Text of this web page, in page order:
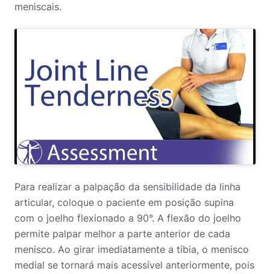
meniscais.
Para realizar a palpação da sensibilidade da linha
articular, coloque o paciente em posição supina
com o joelho flexionado a 90°. A flexão do joelho
permite palpar melhor a parte anterior de cada
menisco. Ao girar imediatamente a tíbia, o menisco
medial se tornará mais acessível anteriormente, pois